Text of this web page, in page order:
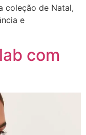
coleção de Natal,
e
com